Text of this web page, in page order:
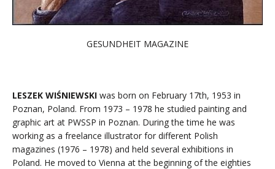
GESUNDHEIT MAGAZINE
LESZEK WIŚNIEWSKI was born on February 17th, 1953 in
Poznan, Poland. From 1973 – 1978 he studied painting and
graphic art at PWSSP in Poznan. During the time he was
working as a freelance illustrator for different Polish
magazines (1976 – 1978) and held several exhibitions in
Poland. He moved to Vienna at the beginning of the eighties